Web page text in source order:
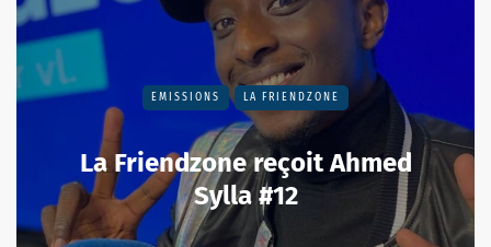
EMISSIONS LA FRIENDZONE
La Friendzone reçoit Ahmed
Sylla #12